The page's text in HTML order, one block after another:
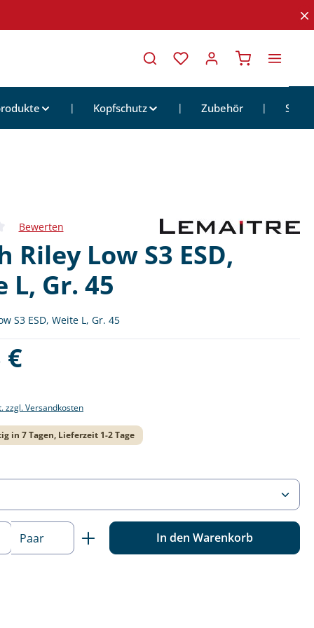
Warenkorb
Kopfschutz Zubehör
Bewerten
Riley Low S3 ESD,
L, Gr. 45
S3 ESD, Weite L, Gr. 45
€
zzgl. Versandkosten
in 7 Tagen, Lieferzeit 1-2 Tage
Gib den gewünschten Wert
Paar In den Warenkorb